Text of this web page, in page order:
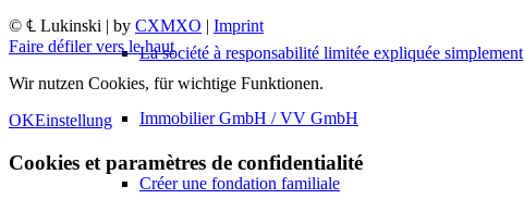
La société à responsabilité limitée expliquée simplement
Immobilier GmbH / VV GmbH
Créer une fondation familiale
© ℄ Lukinski | by CXMXO | Imprint
Faire défiler vers le haut
Wir nutzen Cookies, für wichtige Funktionen.
OKEinstellung
Cookies et paramètres de confidentialité